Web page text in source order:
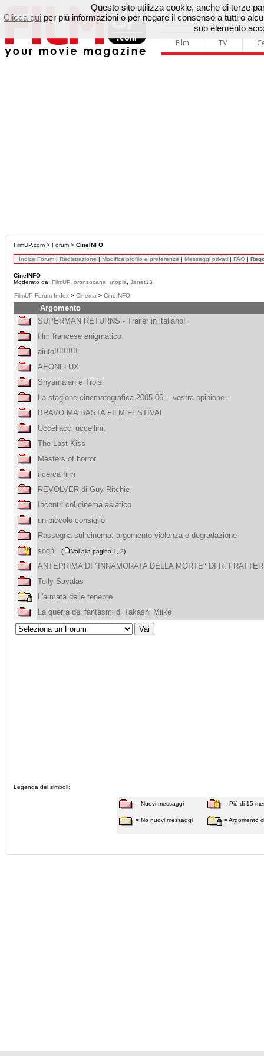
Film TV
FilmUP.com > Forum > CineINFO
Indice Forum | Registrazione | Modifica profilo e preferenze | Messaggi privati | FAQ |
CineINFO
Moderato da: FilmUP oronzocana utopia Janet13
FilmUP Forum Index > Cinema > CineINFO
Argomento
SUPERMAN RETURNS - Trailer in italiano!
film francese enigmatico
aiuto!!!!!!!!!!
AEONFLUX
Shyamalan e Troisi
La stagione cinematografica 2005-06... vostra opinione...
BRAVO MA BASTA FILM FESTIVAL
Uccellacci uccellini.
The Last Kiss
Masters of horror
ricerca film
REVOLVER di Guy Ritchie
Incontri col cinema asiatico
un piccolo consiglio
Rassegna sul cinema: argomento violenza e degradazione
sogni
( Vai alla pagina 1 2)
ANTEPRIMA DI "INNAMORATA DELLA MORTE" DI R. FRATTER
Telly Savalas
L'armata delle tenebre
La guerra dei fantasmi di Takashi Miike
Legenda dei simboli:
= Nuovi messaggi
= No nuovi messaggi
= Più di 15
= Argomento
Questo sito utilizza cookie, anche di terze
Clicca qui per più informazioni o per negare il consenso a tutti o
suo elemento